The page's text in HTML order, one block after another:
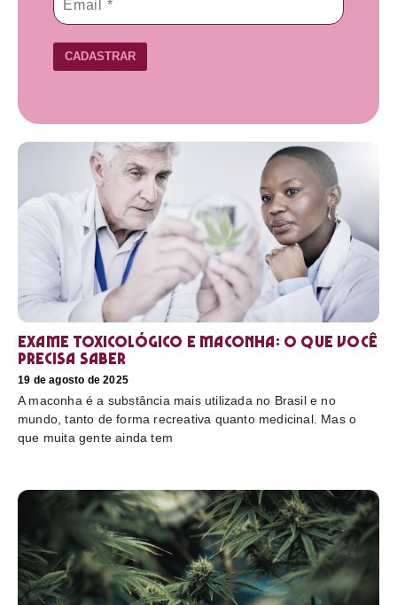
CADASTRAR
Exame toxicológico e maconha: o que você
precisa saber
19 de agosto de 2025
A maconha é a substância mais utilizada no Brasil e no
mundo, tanto de forma recreativa quanto medicinal. Mas o
que muita gente ainda tem